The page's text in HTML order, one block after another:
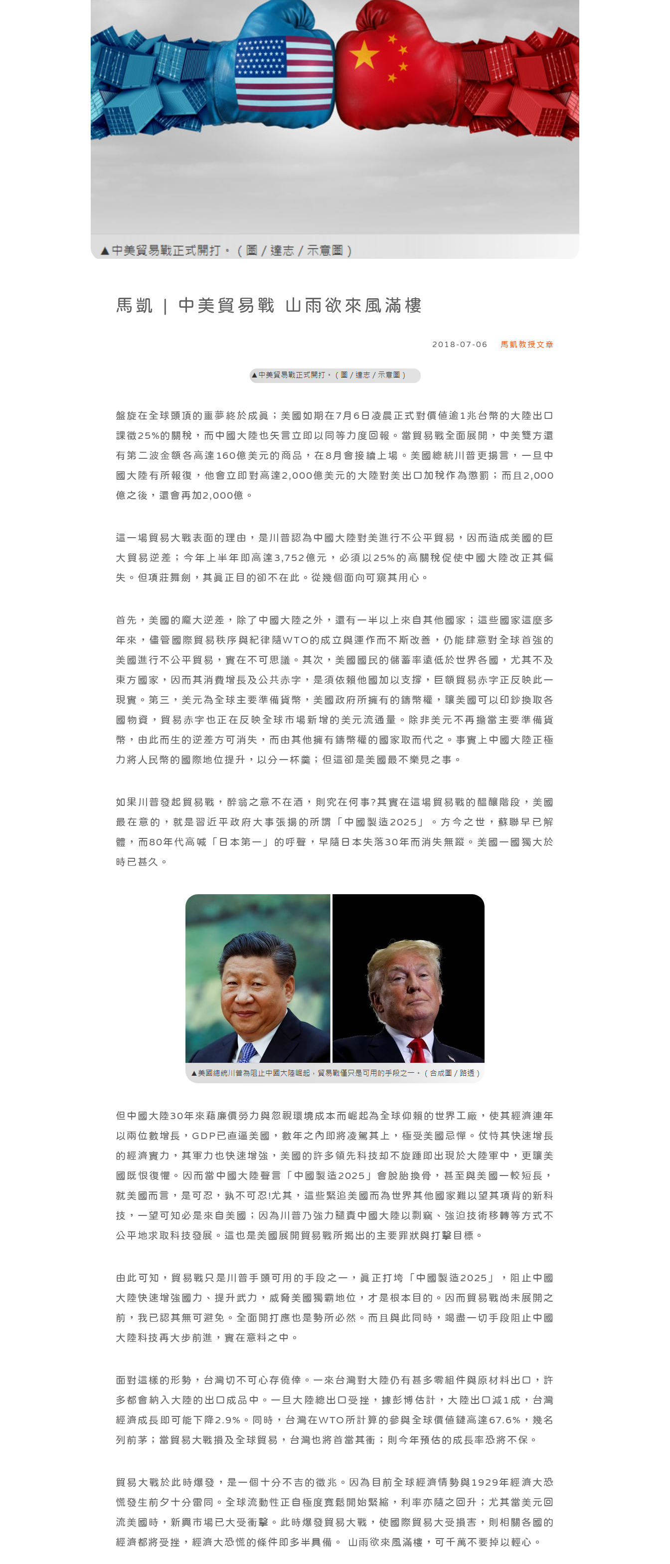
馬凱 | 中美貿易戰 山雨欲來風滿樓
2018-07-06 馬凱教授文章
盤旋在全球頭頂的噩夢終於成真；美國如期在7月6日凌晨正式對價值逾1兆台幣的大陸出口
課徵25%的關稅，而中國大陸也矢言立即以同等力度回報。當貿易戰全面展開，中美雙方還
有第二波金額各高達160億美元的商品，在8月會接續上場。美國總統川普更揚言，一旦中
國大陸有所報復，他會立即對高達2,000億美元的大陸對美出口加稅作為懲罰；而且2,000
億之後，還會再加2,000億。
這一場貿易大戰表面的理由，是川普認為中國大陸對美進行不公平貿易，因而造成美國的巨
大貿易逆差；今年上半年即高達3,752億元，必須以25%的高關稅促使中國大陸改正其偏
失。但項莊舞劍，其真正目的卻不在此。從幾個面向可窺其用心。
首先，美國的龐大逆差，除了中國大陸之外，還有一半以上來自其他國家；這些國家這麼多
年來，儘管國際貿易秩序與紀律隨WTO的成立與運作而不斯改善，仍能肆意對全球首強的
美國進行不公平貿易，實在不可思議。其次，美國國民的儲蓄率遠低於世界各國，尤其不及
東方國家，因而其消費增長及公共赤字，是須依賴他國加以支撐，巨額貿易赤字正反映此一
現實。第三，美元為全球主要準備貨幣，美國政府所擁有的鑄幣權，讓美國可以印鈔換取各
國物資，貿易赤字也正在反映全球市場新增的美元流通量。除非美元不再擔當主要準備貨
幣，由此而生的逆差方可消失，而由其他擁有鑄幣權的國家取而代之。事實上中國大陸正極
力將人民幣的國際地位提升，以分一杯羹；但這卻是美國最不樂見之事。
如果川普發起貿易戰，醉翁之意不在酒，則究在何事?其實在這場貿易戰的醞釀階段，美國
最在意的，就是習近平政府大事張揚的所謂「中國製造2025」。方今之世，蘇聯早已解
體，而80年代高喊「日本第一」的呼聲，早隨日本失落30年而消失無蹤。美國一國獨大於
時已甚久。
但中國大陸30年來藉廉價勞力與忽視環境成本而崛起為全球仰賴的世界工廠，使其經濟連年
以兩位數增長，GDP已直逼美國，數年之內即將凌駕其上，極受美國忌憚。仗恃其快速增長
的經濟實力，其軍力也快速增強，美國的許多領先科技却不旋踵即出現於大陸軍中，更讓美
國既恨復懼。因而當中國大陸聲言「中國製造2025」會脫胎換骨，甚至與美國一較短長，
就美國而言，是可忍，孰不可忍!尤其，這些緊追美國而為世界其他國家難以望其項背的新科
技，一望可知必是來自美國；因為川普乃強力譴責中國大陸以剽竊、強迫技術移轉等方式不
公平地求取科技發展。這也是美國展開貿易戰所揭出的主要罪狀與打擊目標。
由此可知，貿易戰只是川普手頭可用的手段之一，真正打垮「中國製造2025」，阻止中國
大陸快速增強國力、提升武力，威脅美國獨霸地位，才是根本目的。因而貿易戰尚未展開之
前，我已認其無可避免。全面開打應也是勢所必然。而且與此同時，竭盡一切手段阻止中國
大陸科技再大步前進，實在意料之中。
面對這樣的形勢，台灣切不可心存僥倖。一來台灣對大陸仍有甚多零組件與原材料出口，許
多都會納入大陸的出口成品中。一旦大陸總出口受挫，據彭博估計，大陸出口減1成，台灣
經濟成長即可能下降2.9%。同時，台灣在WTO所計算的參與全球價值鏈高達67.6%，幾名
列前茅；當貿易大戰損及全球貿易，台灣也將首當其衝；則今年預估的成長率恐將不保。
貿易大戰於此時爆發，是一個十分不吉的徵兆。因為目前全球經濟情勢與1929年經濟大恐
慌發生前夕十分雷同。全球流動性正自極度寬鬆開始緊縮，利率亦隨之回升；尤其當美元回
流美國時，新興市場已大受衝擊。此時爆發貿易大戰，使國際貿易大受損害，則相關各國的
經濟都將受挫，經濟大恐慌的條件即多半具備。 山雨欲來風滿樓，可千萬不要掉以輕心。